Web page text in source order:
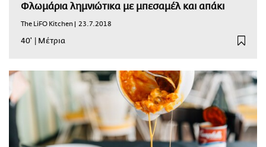
Φλωμάρια λημνιώτικα με μπεσαμέλ και απάκι
The LiFO Kitchen | 23.7.2018
40' Μέτρια